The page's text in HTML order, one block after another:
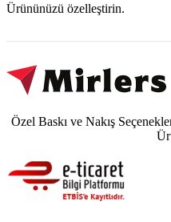
Ürününüzü özelleştirin.
Özel Baskı ve Nakış